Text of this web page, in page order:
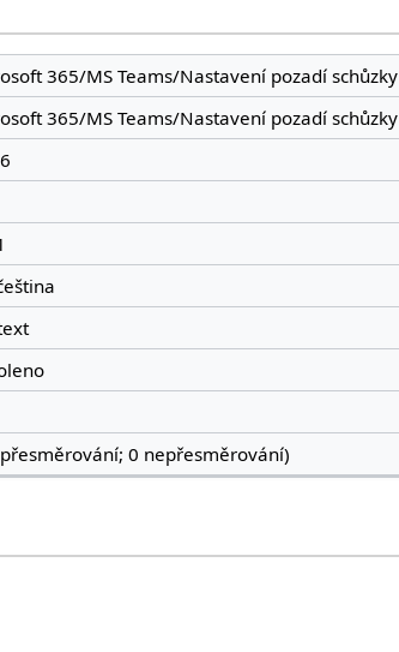
365/MS Teams/Nastavení pozadí schůzky
365/MS Teams/Nastavení pozadí schůzky
0 nepřesměrování)